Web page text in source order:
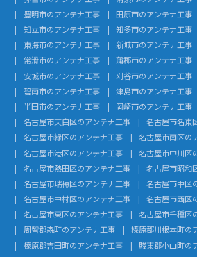
豊明市のアンテナ工事
田原市のアンテナ工事
知立市のアンテナ工事
知多市のアンテナ工事
東海市のアンテナ工事
新城市のアンテナ工事
常滑市のアンテナ工事
蒲郡市のアンテナ工事
安城市のアンテナ工事
刈谷市のアンテナ工事
碧南市のアンテナ工事
津島市のアンテナ工事
半田市のアンテナ工事
岡崎市のアンテナ工事
名古屋市天白区のアンテナ工事
名古屋市名東
名古屋市緑区のアンテナ工事
名古屋市南区の
名古屋市港区のアンテナ工事
名古屋市中川区
名古屋市熱田区のアンテナ工事
名古屋市昭和
名古屋市瑞穂区のアンテナ工事
名古屋市中区
名古屋市中村区のアンテナ工事
名古屋市西区
名古屋市東区のアンテナ工事
名古屋市千種区
周智郡森町のアンテナ工事
榛原郡川根本町の
榛原郡吉田町のアンテナ工事
駿東郡小山町の